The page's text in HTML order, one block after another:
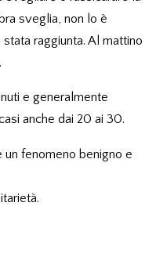
sveglia, non lo è
raggiunta. Al mattino
e generalmente
anche dai 20 ai 30.
fenomeno benigno e